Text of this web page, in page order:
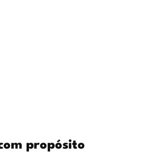
propósito